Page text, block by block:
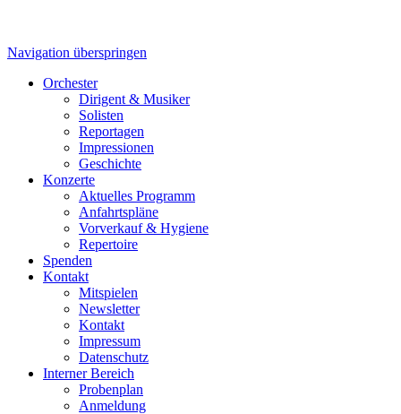
Navigation überspringen
Orchester
Dirigent & Musiker
Solisten
Reportagen
Impressionen
Geschichte
Konzerte
Aktuelles Programm
Anfahrtspläne
Vorverkauf & Hygiene
Repertoire
Spenden
Kontakt
Mitspielen
Newsletter
Kontakt
Impressum
Datenschutz
Interner Bereich
Probenplan
Anmeldung